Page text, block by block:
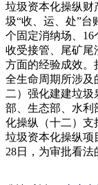
垃圾资本化操纵财
圾“收、运、处”台
个固定消纳场、
收受接管、尾矿尾
方面的经验成效。
全生命周期所涉及
二）强化建建垃圾
部、生态部、水利
化操纵（十二）支
垃圾资本化操纵项
28日，为审批看法